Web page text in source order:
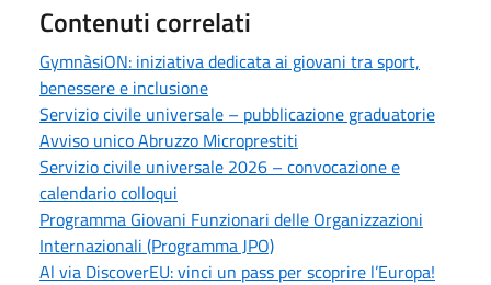
Contenuti correlati
GymnàsiON: iniziativa dedicata ai giovani tra sport,
benessere e inclusione
Servizio civile universale – pubblicazione graduatorie
Avviso unico Abruzzo Microprestiti
Servizio civile universale 2026 – convocazione e
calendario colloqui
Programma Giovani Funzionari delle Organizzazioni
Internazionali (Programma JPO)
Al via DiscoverEU: vinci un pass per scoprire l’Europa!